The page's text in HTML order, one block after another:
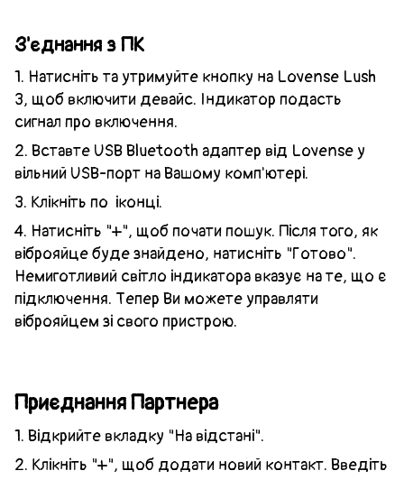
З'єднання з ПК
1. Натисніть та утримуйте кнопку на Lovense Lush
3, щоб включити девайс. Індикатор подасть
сигнал про включення.
2. Вставте USB Bluetooth адаптер від Lovense у
вільний USB-порт на Вашому комп'ютері.
3. Клікніть по іконці.
4. Натисніть "+", щоб почати пошук. Після того, як
віброяйце буде знайдено, натисніть "Готово".
Немиготливий світло індикатора вказує на те, що є
підключення. Тепер Ви можете управляти
віброяйцем зі свого пристрою.
Приєднання Партнера
1. Відкрийте вкладку "На відстані".
2. Клікніть "+", щоб додати новий контакт. Введіть